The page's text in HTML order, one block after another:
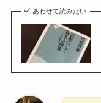
あわせて読みたい